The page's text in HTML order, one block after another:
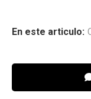
En este articulo: